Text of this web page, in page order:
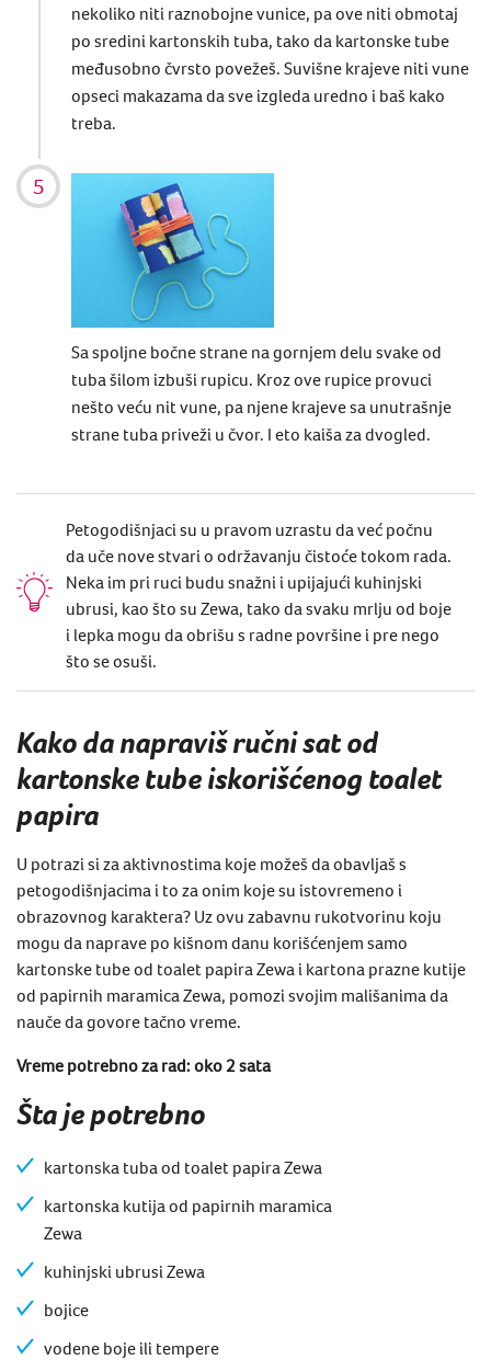
nekoliko niti raznobojne vunice, pa ove niti obmotaj
po sredini kartonskih tuba, tako da kartonske tube
međusobno čvrsto povežeš. Suvišne krajeve niti vune
opseci makazama da sve izgleda uredno i baš kako
treba.
Sa spoljne bočne strane na gornjem delu svake od
tuba šilom izbuši rupicu. Kroz ove rupice provuci
nešto veću nit vune, pa njene krajeve sa unutrašnje
strane tuba priveži u čvor. I eto kaiša za dvogled.
Petogodišnjaci su u pravom uzrastu da već počnu
da uče nove stvari o održavanju čistoće tokom rada.
Neka im pri ruci budu snažni i upijajući kuhinjski
ubrusi, kao što su Zewa, tako da svaku mrlju od boje
i lepka mogu da obrišu s radne površine i pre nego
što se osuši.
Kako da napraviš ručni sat od
kartonske tube iskorišćenog toalet
papira
U potrazi si za aktivnostima koje možeš da obavljaš s
petogodišnjacima i to za onim koje su istovremeno i
obrazovnog karaktera? Uz ovu zabavnu rukotvorinu koju
mogu da naprave po kišnom danu korišćenjem samo
kartonske tube od toalet papira Zewa i kartona prazne kutije
od papirnih maramica Zewa, pomozi svojim mališanima da
nauče da govore tačno vreme.
Vreme potrebno za rad: oko 2 sata
Šta je potrebno
kartonska tuba od toalet papira Zewa
kartonska kutija od papirnih maramica
Zewa
kuhinjski ubrusi Zewa
bojice
vodene boje ili tempere